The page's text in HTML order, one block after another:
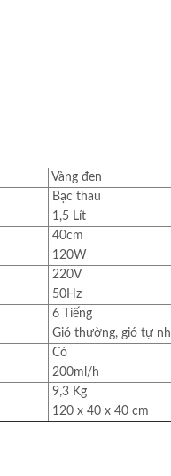
Vàng đen
Bạc thau
1,5 Lít
40cm
120W
220V
50Hz
6 Tiếng
Gió thường, gió tự
Có
200ml/h
9,3 Kg
120 x 40 x 40 cm